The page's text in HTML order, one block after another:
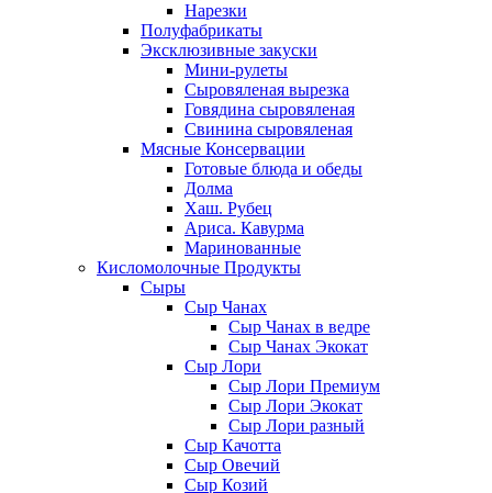
Нарезки
Полуфабрикаты
Эксклюзивные закуски
Мини-рулеты
Сыровяленая вырезка
Говядина сыровяленая
Свинина сыровяленая
Мясные Консервации
Готовые блюда и обеды
Долма
Хаш. Рубец
Ариса. Кавурма
Маринованные
Кисломолочные Продукты
Сыры
Сыр Чанах
Сыр Чанах в ведре
Сыр Чанах Экокат
Сыр Лори
Сыр Лори Премиум
Сыр Лори Экокат
Сыр Лори разный
Сыр Качотта
Сыр Овечий
Сыр Козий